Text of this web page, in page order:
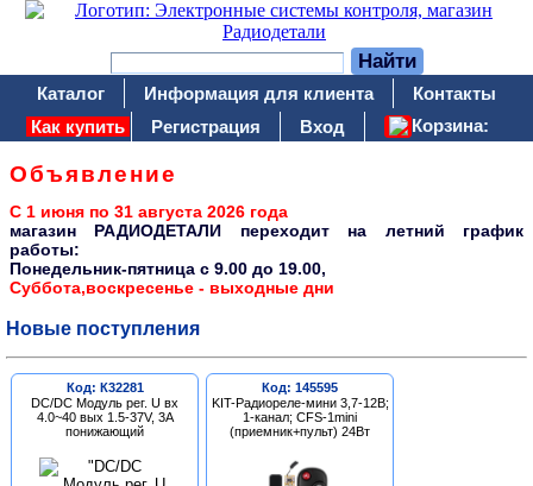
Каталог Информация для клиента
Контакты
Как купить
Регистрация Вход Корзина:
Объявление
С 1 июня по 31 августа 2026 года
магазин РАДИОДЕТАЛИ переходит на летний график
работы:
Понедельник-пятница c 9.00 до 19.00,
Суббота,воскресенье - выходные дни
Новые поступления
Код: К32281
DC/DC Модуль рег. U вх
4.0~40 вых 1.5-37V, 3A
понижающий
Код: 145595
KIT-Радиореле-мини 3,7-12В;
1-канал; CFS-1mini
(приемник+пульт) 24Вт